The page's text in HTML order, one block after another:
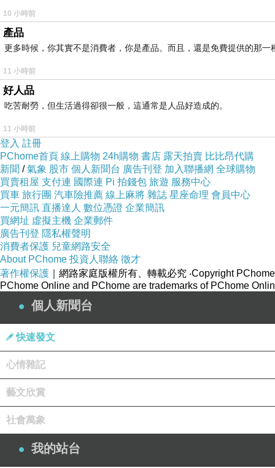
10 小時前
產品
更多時候，你其實不是消費者，你是產品。而且，還是免費提供的那一
11 小時前
好人品
吃苦耐勞，但生活過得卻很一般，這通常是人品好造成的。
11 小時前
登入 註冊
PChome首頁 線上購物 24h購物 書店 露天拍賣 比比昂代購
新聞 /氣象 股市 個人新聞台 廣告刊登 加入聯播網 全球購物
買賣租屋 支付連 國際連 Pi 拍錢包 旅遊 服務中心
買車 旅行團 汽車險推薦 線上麻將 雜誌 星座命理 會員中心
一元簡訊 直播達人 數位憑證 企業簡訊
買網址 虛擬主機 企業郵件
廣告刊登 隱私權聲明
消費者保護 兒童網路安全
About PChome 投資人聯絡 徵才
著作權保護 ｜網路家庭版權所有、轉載必究 ‧Copyright
PChome Online and PChome are trademarks of PChome
個人新聞台
快速發文
心情雜記
藝文欣賞
社會萬象
我的站台